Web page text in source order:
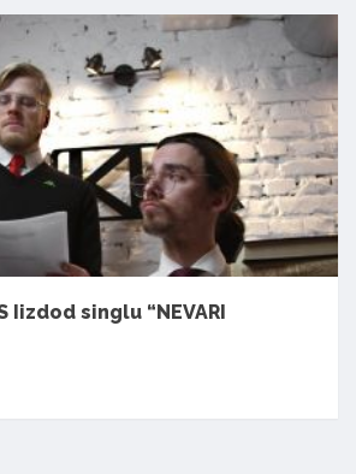
Iizdod singlu “NEVARI